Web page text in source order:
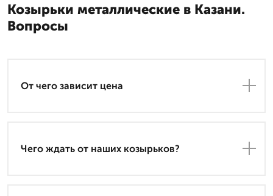
Козырьки металлические в Казани.
Вопросы
От чего зависит цена
Чего ждать от наших козырьков?